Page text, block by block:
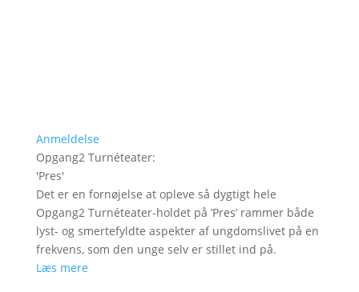
Anmeldelse
Opgang2 Turnéteater:
'Pres'
Det er en fornøjelse at opleve så dygtigt hele
Opgang2 Turnéteater-holdet på ’Pres’ rammer både
lyst- og smertefyldte aspekter af ungdomslivet på en
frekvens, som den unge selv er stillet ind på.
Læs mere